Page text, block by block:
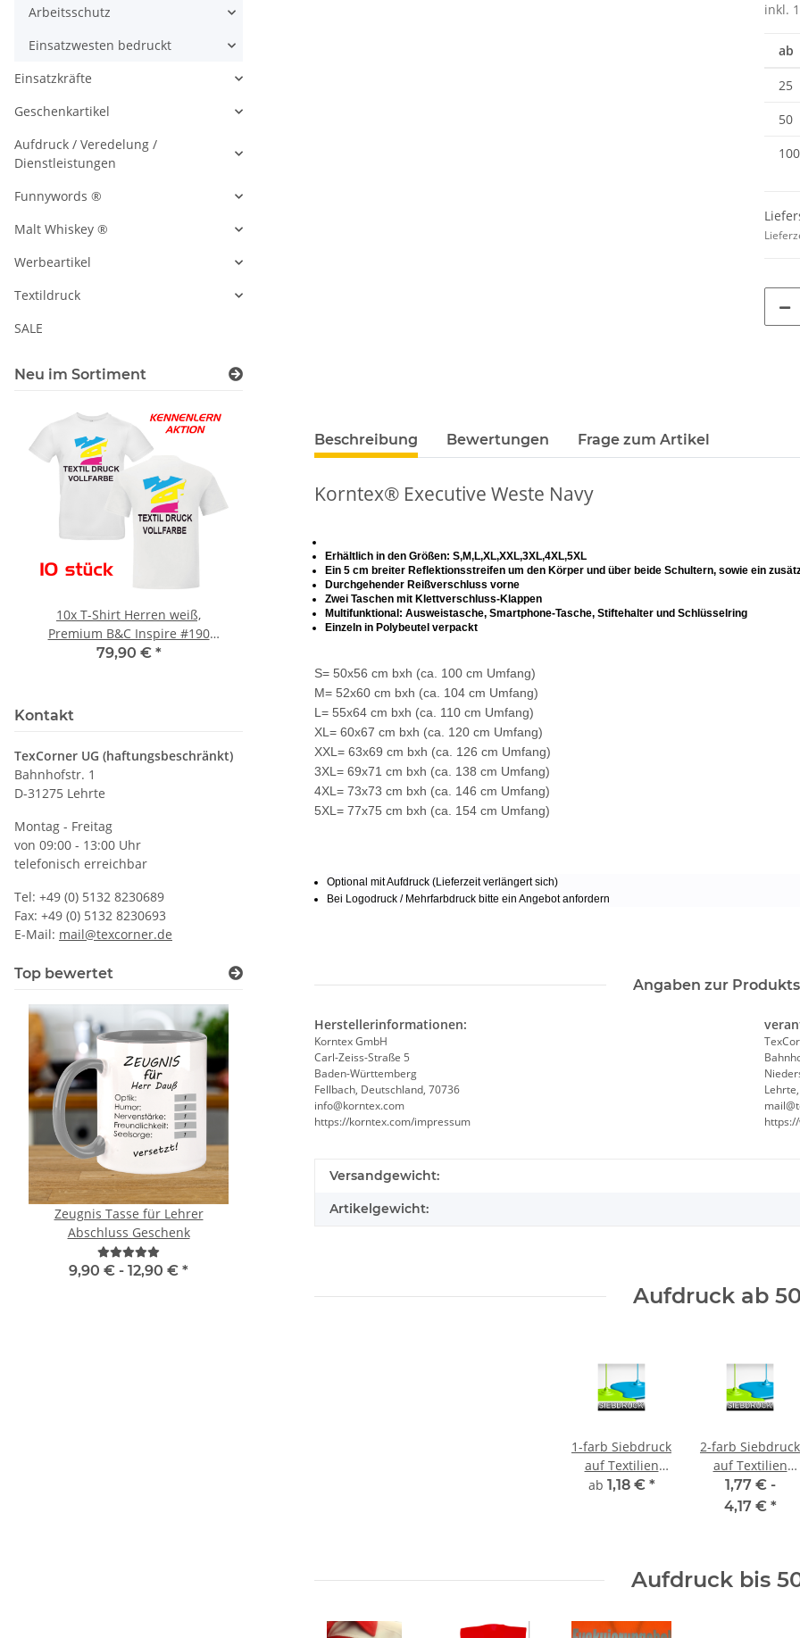
inkl.
ab
25
50
100
Beschreibung Bewertungen Frage zum Artikel
Korntex® Executive Weste Navy
Erhältlich in den Größen: S,M,L,XL,XXL,3XL,4XL,5XL
Ein 5 cm breiter Reflektionsstreifen um den Körper und über beide Schultern, sowie ein
Durchgehender Reißverschluss vorne
Zwei Taschen mit Klettverschluss-Klappen
Multifunktional: Ausweistasche, Smartphone-Tasche, Stiftehalter und Schlüsselring
Einzeln in Polybeutel verpackt
S= 50x56 cm bxh (ca. 100 cm Umfang)
M= 52x60 cm bxh (ca. 104 cm Umfang)
L= 55x64 cm bxh (ca. 110 cm Umfang)
XL= 60x67 cm bxh (ca. 120 cm Umfang)
XXL= 63x69 cm bxh (ca. 126 cm Umfang)
3XL= 69x71 cm bxh (ca. 138 cm Umfang)
4XL= 73x73 cm bxh (ca. 146 cm Umfang)
5XL= 77x75 cm bxh (ca. 154 cm Umfang)
Optional mit Aufdruck (Lieferzeit verlängert sich)
Bei Logodruck / Mehrfarbdruck bitte ein Angebot anfordern
Angaben zur
Herstellerinformationen:
Korntex GmbH
Carl-Zeiss-Straße 5
Baden-Württemberg
Fellbach, Deutschland, 70736
info@korntex.com
https://korntex.com/impressum
Versandgewicht:
Artikelgewicht:
Aufdruck ab
1-farb Siebdruck
auf Textilien
inkl. Film und
ab 1,18 € *
2-farb Siebdruck
auf Textilien
inkl. Film und
Sieberstellung
1,77 € -
4,17 € *
Aufdruck bis
Arbeitsschutz
Einsatzwesten bedruckt
Einsatzkräfte
Geschenkartikel
Aufdruck / Veredelung /
Dienstleistungen
Funnywords ®
Malt Whiskey ®
Werbeartikel
Textildruck
SALE
Neu im Sortiment
10x T-Shirt Herren weiß,
Premium B&C Inspire #190
Rundhals mit EINER
79,90 € *
LEITUNG SAMMELSTELLE
Piktogramm Warnweste auch mit
Feuerwehr Trinkflasche 5010
10x T-
Kontakt
TexCorner UG (haftungsbeschränkt)
Bahnhofstr. 1
D-31275 Lehrte
Montag - Freitag
von 09:00 - 13:00 Uhr
telefonisch erreichbar
Tel: +49 (0) 5132 8230689
Fax: +49 (0) 5132 8230693
E-Mail: mail@texcorner.de
Top bewertet
Zeugnis Tasse für Lehrer
Abschluss Geschenk
9,90 € - 12,90 € *
Feuerwehr Warnweste Gelb +